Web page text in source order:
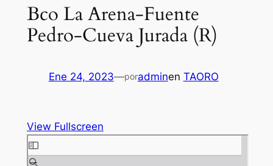
Bco La Arena-Fuente
Pedro-Cueva Jurada (R)
Ene 24, 2023—poradminen TAORO
View Fullscreen
Saltar
al